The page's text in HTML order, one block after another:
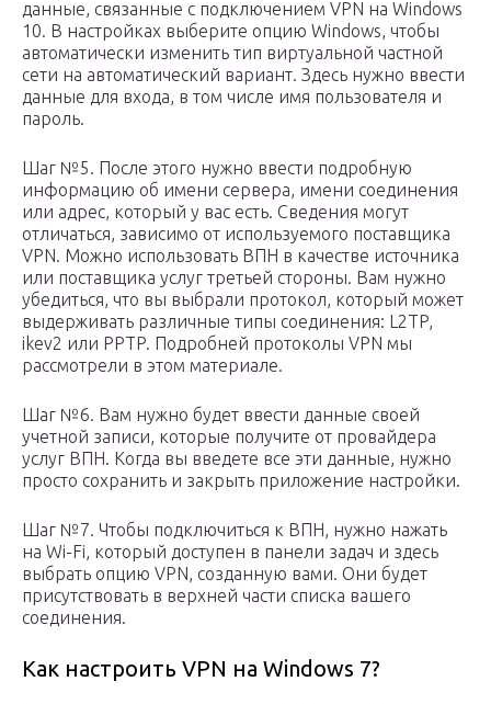
данные, связанные с подключением VPN на Windows
10. В настройках выберите опцию Windows, чтобы
автоматически изменить тип виртуальной частной
сети на автоматический вариант. Здесь нужно ввести
данные для входа, в том числе имя пользователя и
пароль.
Шаг №5. После этого нужно ввести подробную
информацию об имени сервера, имени соединения
или адрес, который у вас есть. Сведения могут
отличаться, зависимо от используемого поставщика
VPN. Можно использовать ВПН в качестве источника
или поставщика услуг третьей стороны. Вам нужно
убедиться, что вы выбрали протокол, который может
выдерживать различные типы соединения: L2TP,
ikev2 или PPTP. Подробней протоколы VPN мы
рассмотрели в этом материале.
Шаг №6. Вам нужно будет ввести данные своей
учетной записи, которые получите от провайдера
услуг ВПН. Когда вы введете все эти данные, нужно
просто сохранить и закрыть приложение настройки.
Шаг №7. Чтобы подключиться к ВПН, нужно нажать
на Wi-Fi, который доступен в панели задач и здесь
выбрать опцию VPN, созданную вами. Они будет
присутствовать в верхней части списка вашего
соединения.
Как настроить VPN на Windows 7?